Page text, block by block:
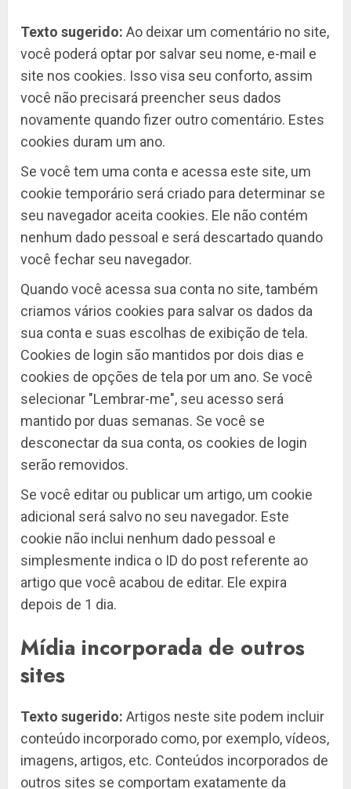
Texto sugerido: Ao deixar um comentário no site,
você poderá optar por salvar seu nome, e-mail e
site nos cookies. Isso visa seu conforto, assim
você não precisará preencher seus dados
novamente quando fizer outro comentário. Estes
cookies duram um ano.
Se você tem uma conta e acessa este site, um
cookie temporário será criado para determinar se
seu navegador aceita cookies. Ele não contém
nenhum dado pessoal e será descartado quando
você fechar seu navegador.
Quando você acessa sua conta no site, também
criamos vários cookies para salvar os dados da
sua conta e suas escolhas de exibição de tela.
Cookies de login são mantidos por dois dias e
cookies de opções de tela por um ano. Se você
selecionar "Lembrar-me", seu acesso será
mantido por duas semanas. Se você se
desconectar da sua conta, os cookies de login
serão removidos.
Se você editar ou publicar um artigo, um cookie
adicional será salvo no seu navegador. Este
cookie não inclui nenhum dado pessoal e
simplesmente indica o ID do post referente ao
artigo que você acabou de editar. Ele expira
depois de 1 dia.
Mídia incorporada de outros
sites
Texto sugerido: Artigos neste site podem incluir
conteúdo incorporado como, por exemplo, vídeos,
imagens, artigos, etc. Conteúdos incorporados de
outros sites se comportam exatamente da